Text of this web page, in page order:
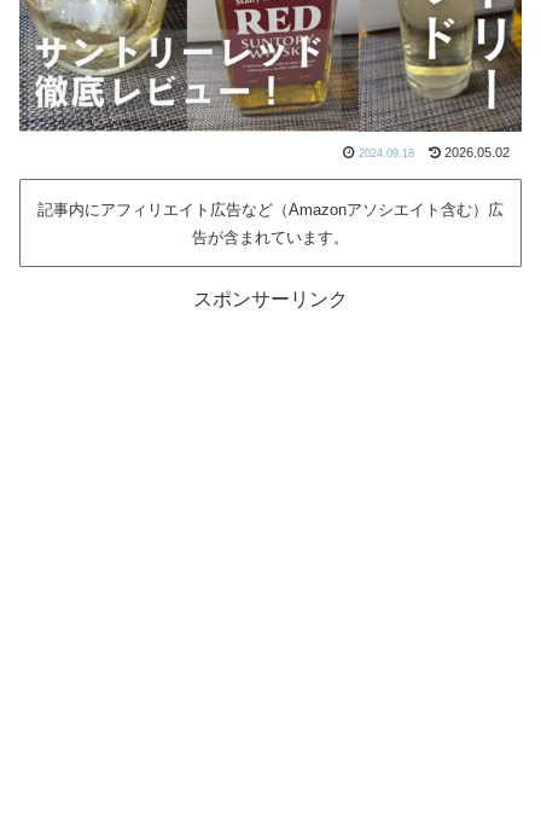
2024.09.18 2026.05.02
記事内にアフィリエイト広告など（Amazonアソシエイト含む）広
告が含まれています。
スポンサーリンク